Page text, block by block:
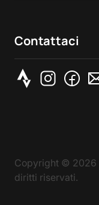
Contattaci
Copyright © 2026
diritti riservati.